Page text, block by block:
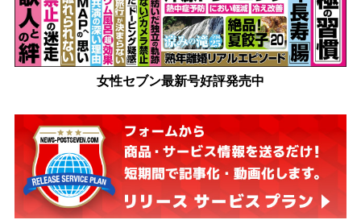
女性セブン最新号好評発売中